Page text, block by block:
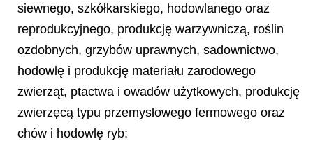
siewnego, szkółkarskiego, hodowlanego oraz
reprodukcyjnego, produkcję warzywniczą, roślin
ozdobnych, grzybów uprawnych, sadownictwo,
hodowlę i produkcję materiału zarodowego
zwierząt, ptactwa i owadów użytkowych, produkcję
zwierzęcą typu przemysłowego fermowego oraz
chów i hodowlę ryb;